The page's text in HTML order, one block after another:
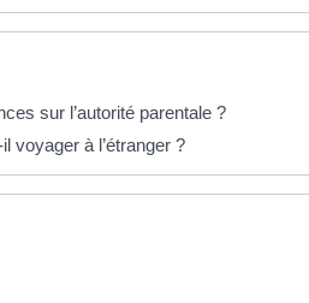
sur l’autorité parentale ?
voyager à l’étranger ?